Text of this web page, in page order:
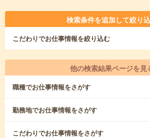
検索条件を追加して絞り
こだわりでお仕事情報を絞り込む
他の検索結果ページを見
職種でお仕事情報をさがす
勤務地でお仕事情報をさがす
こだわりでお仕事情報をさがす